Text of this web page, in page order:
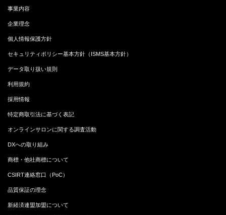
事業内容
企業理念
個人情報保護方針
セキュリティポリシー基本方針（ISMS基本方針）
データ取り扱い規則
利用規約
採用情報
特定商取引法に基づく表記
オンラインサロンに関する調査活動
DXへの取り組み
商標・他社商標について
CSIRT連絡窓口（PoC）
品質保証の理念
新経済連盟加盟について